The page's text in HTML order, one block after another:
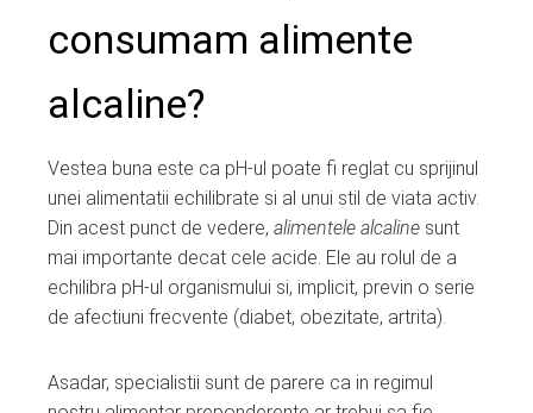
consumam alimente
alcaline?
Vestea buna este ca pH-ul poate fi reglat cu sprijinul
unei alimentatii echilibrate si al unui stil de viata activ.
Din acest punct de vedere, alimentele alcaline sunt
mai importante decat cele acide. Ele au rolul de a
echilibra pH-ul organismului si, implicit, previn o serie
de afectiuni frecvente (diabet, obezitate, artrita).
Asadar, specialistii sunt de parere ca in regimul